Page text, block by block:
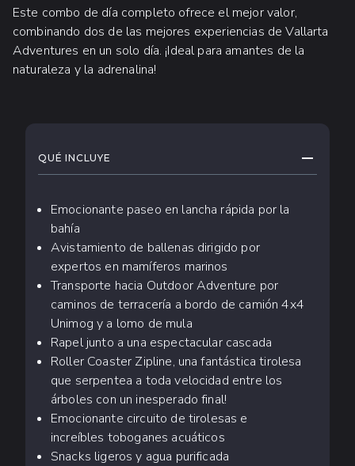
Este combo de día completo ofrece el mejor valor,
combinando dos de las mejores experiencias de Vallarta
Adventures en un solo día. ¡Ideal para amantes de la
naturaleza y la adrenalina!
QUÉ INCLUYE
Emocionante paseo en lancha rápida por la
bahía
Avistamiento de ballenas dirigido por
expertos en mamíferos marinos
Transporte hacia Outdoor Adventure por
caminos de terracería a bordo de camión 4x4
Unimog y a lomo de mula
Rapel junto a una espectacular cascada
Roller Coaster Zipline, una fantástica tirolesa
que serpentea a toda velocidad entre los
árboles con un inesperado final!
Emocionante circuito de tirolesas e
increíbles toboganes acuáticos
Snacks ligeros y agua purificada